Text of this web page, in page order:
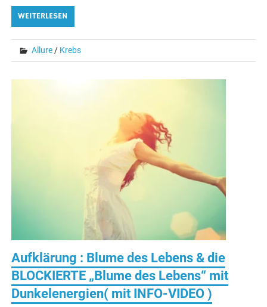
WEITERLESEN
Allure / Krebs
Aufklärung : Blume des Lebens & die
BLOCKIERTE „Blume des Lebens“ mit
Dunkelenergien( mit INFO-VIDEO )